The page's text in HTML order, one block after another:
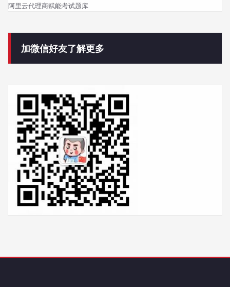
阿里云代理商赋能考试题库
加微信好友了解更多